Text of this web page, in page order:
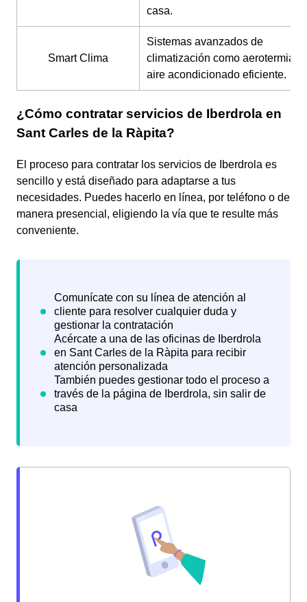
casa.
Smart Clima
Sistemas avanzados de
climatización como aerotermia y
aire acondicionado eficiente.
¿Cómo contratar servicios de Iberdrola en
Sant Carles de la Ràpita?
El proceso para contratar los servicios de Iberdrola es
sencillo y está diseñado para adaptarse a tus
necesidades. Puedes hacerlo en línea, por teléfono o de
manera presencial, eligiendo la vía que te resulte más
conveniente.